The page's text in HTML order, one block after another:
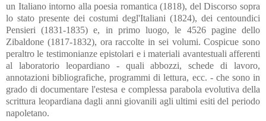
un Italiano intorno alla poesia romantica (1818), del Discorso sopra
lo stato presente dei costumi degl'Italiani (1824), dei centoundici
Pensieri (1831-1835) e, in primo luogo, le 4526 pagine dello
Zibaldone (1817-1832), ora raccolte in sei volumi. Cospicue sono
peraltro le testimonianze epistolari e i materiali avantestuali afferenti
al laboratorio leopardiano - quali abbozzi, schede di lavoro,
annotazioni bibliografiche, programmi di lettura, ecc. - che sono in
grado di documentare l'estesa e complessa parabola evolutiva della
scrittura leopardiana dagli anni giovanili agli ultimi esiti del periodo
napoletano.